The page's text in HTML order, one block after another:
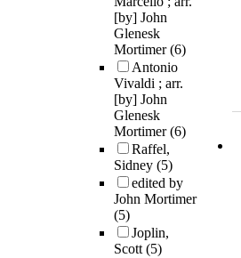
[by] John
Glenesk
Mortimer(6)
Antonio
Vivaldi ; arr.
[by] John
Glenesk
Mortimer(6)
Raffel,
Sidney (5)
edited by
John Mortimer
(5)
Joplin,
Scott(5)